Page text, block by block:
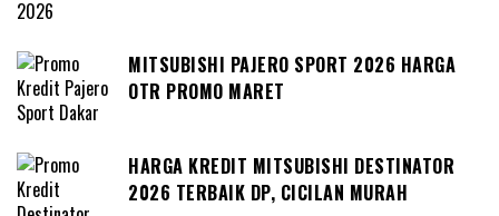
MITSUBISHI PAJERO SPORT 2026 HARGA
OTR PROMO MARET
HARGA KREDIT MITSUBISHI DESTINATOR
2026 TERBAIK DP, CICILAN MURAH